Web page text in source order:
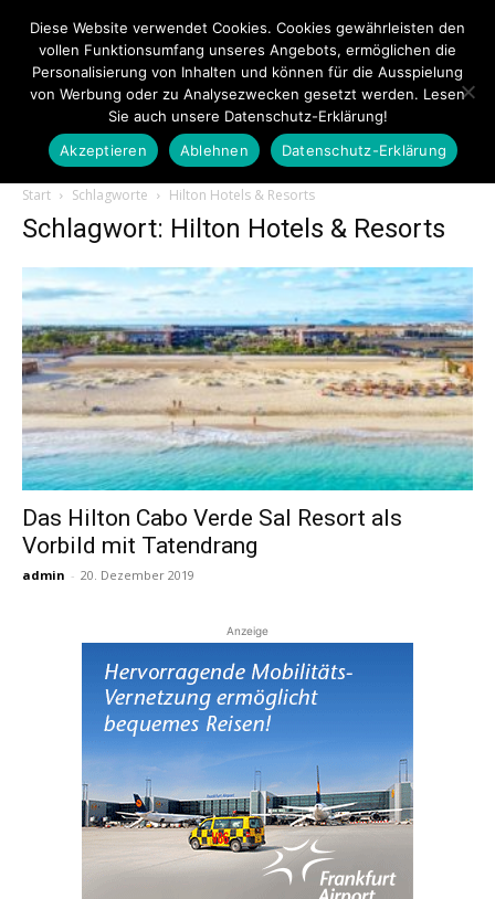
Touristiknews.de
Touristiknews
und
Reiseempfehlungen.
Start Schlagworte Hilton Hotels & Resorts
Schlagwort: Hilton Hotels & Resorts
Das Hilton Cabo Verde Sal Resort als
Vorbild mit Tatendrang
admin - 20. Dezember 2019
Anzeige
Diese Website verwendet Cookies. Cookies gewährleisten den
vollen Funktionsumfang unseres Angebots, ermöglichen die
Personalisierung von Inhalten und können für die Ausspielung
von Werbung oder zu Analysezwecken gesetzt werden. Lesen
Sie auch unsere Datenschutz-Erklärung!
Akzeptieren
Ablehnen Datenschutz-Erklärung